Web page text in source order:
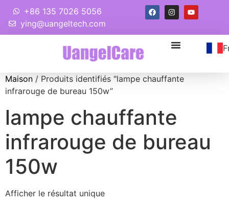
+86 135 7026 5056
ying@uangeltech.com
Maison / Produits identifiés "lampe chauffante
infrarouge de bureau 150w”
lampe chauffante
infrarouge de bureau
150w
Afficher le résultat unique